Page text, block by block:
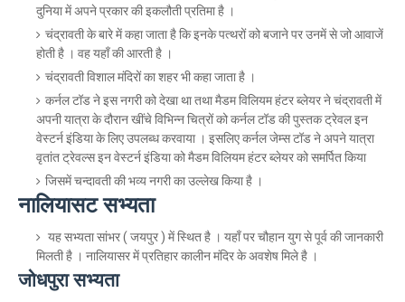
दुनिया में अपने प्रकार की इकलौती प्रतिमा है ।
चंद्रावती के बारे में कहा जाता है कि इनके पत्थरों को बजाने पर उनमें से जो आवाजें
होती है । वह यहाँ की आरती है ।
चंद्रावती विशाल मंदिरों का शहर भी कहा जाता है ।
कर्नल टॉड ने इस नगरी को देखा था तथा मैडम विलियम हंटर ब्लेयर ने चंद्रावती में
अपनी यात्रा के दौरान खींचे विभिन्न चित्रों को कर्नल टॉड की पुस्तक ट्रेवल इन
वेस्टर्न इंडिया के लिए उपलब्ध करवाया । इसलिए कर्नल जेम्स टॉड ने अपने यात्रा
वृतांत ट्रेवल्स इन वेस्टर्न इंडिया को मैडम विलियम हंटर ब्लेयर को समर्पित किया
जिसमें चन्दावती की भव्य नगरी का उल्लेख किया है ।
नालियासट सभ्यता
यह सभ्यता सांभर ( जयपुर ) में स्थित है । यहाँ पर चौहान युग से पूर्व की जानकारी
मिलती है । नालियासर में प्रतिहार कालीन मंदिर के अवशेष मिले है ।
जोधपुरा सभ्यता